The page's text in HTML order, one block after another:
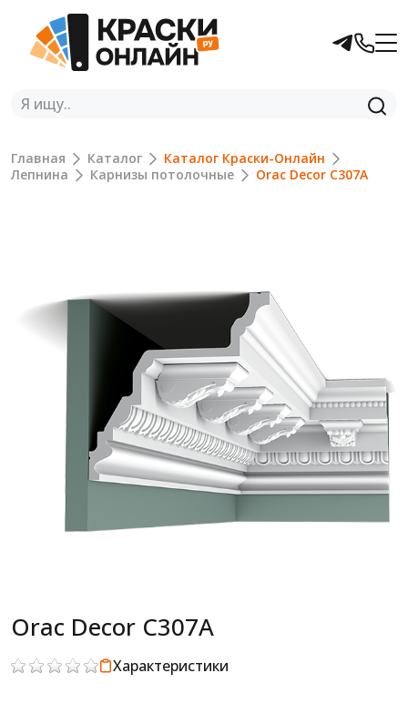
Главная Каталог
Каталог Краски-Онлайн
Лепнина
Карнизы потолочные Orac Decor C307A
Orac Decor C307A
Характеристики